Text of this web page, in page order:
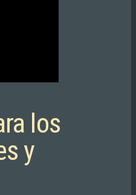
los
y